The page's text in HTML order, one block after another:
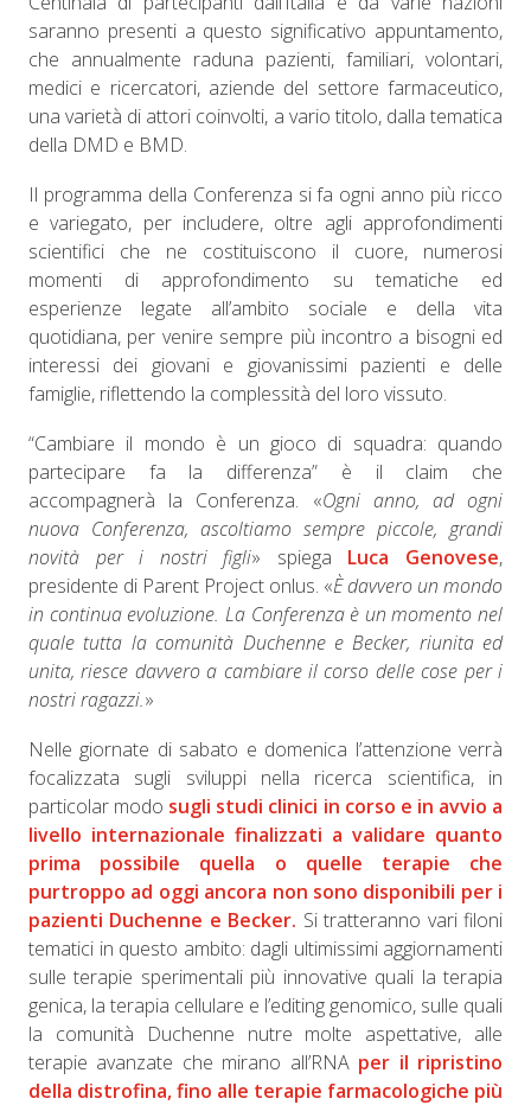
saranno presenti a questo significativo appuntamento,
che annualmente raduna pazienti, familiari, volontari,
medici e ricercatori, aziende del settore farmaceutico,
una varietà di attori coinvolti, a vario titolo, dalla tematica
della DMD e BMD.
Il programma della Conferenza si fa ogni anno più ricco
e variegato, per includere, oltre agli approfondimenti
scientifici che ne costituiscono il cuore, numerosi
momenti di approfondimento su tematiche ed
esperienze legate all’ambito sociale e della vita
quotidiana, per venire sempre più incontro a bisogni ed
interessi dei giovani e giovanissimi pazienti e delle
famiglie, riflettendo la complessità del loro vissuto.
“Cambiare il mondo è un gioco di squadra: quando
partecipare fa la differenza” è il claim che
accompagnerà la Conferenza. «Ogni anno, ad ogni
nuova Conferenza, ascoltiamo sempre piccole, grandi
novità per i nostri figli» spiega Luca Genovese,
presidente di Parent Project onlus. «È davvero un mondo
in continua evoluzione. La Conferenza è un momento nel
quale tutta la comunità Duchenne e Becker, riunita ed
unita, riesce davvero a cambiare il corso delle cose per i
nostri ragazzi.»
Nelle giornate di sabato e domenica l’attenzione verrà
focalizzata sugli sviluppi nella ricerca scientifica, in
particolar modo sugli studi clinici in corso e in avvio a
livello internazionale finalizzati a validare quanto
prima possibile quella o quelle terapie che
purtroppo ad oggi ancora non sono disponibili per i
pazienti Duchenne e Becker. Si tratteranno vari filoni
tematici in questo ambito: dagli ultimissimi aggiornamenti
sulle terapie sperimentali più innovative quali la terapia
genica, la terapia cellulare e l’editing genomico, sulle quali
la comunità Duchenne nutre molte aspettative, alle
terapie avanzate che mirano all’RNA per il ripristino
della distrofina, fino alle terapie farmacologiche più